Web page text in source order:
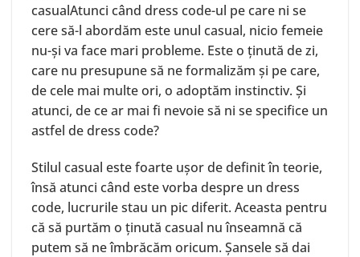
casualAtunci când dress code-ul pe care ni se
cere să-l abordăm este unul casual, nicio femeie
nu-și va face mari probleme. Este o ținută de zi,
care nu presupune să ne formalizăm și pe care,
de cele mai multe ori, o adoptăm instinctiv. Și
atunci, de ce ar mai fi nevoie să ni se specifice un
astfel de dress code?
Stilul casual este foarte ușor de definit în teorie,
însă atunci când este vorba despre un dress
code, lucrurile stau un pic diferit. Aceasta pentru
că să purtăm o ținută casual nu înseamnă că
putem să ne îmbrăcăm oricum. Șansele să dai